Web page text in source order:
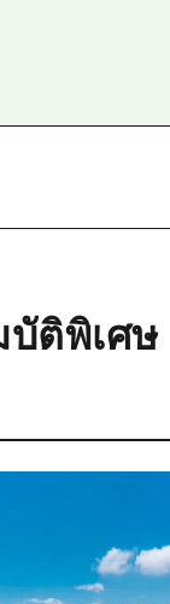
ติพิเศษ